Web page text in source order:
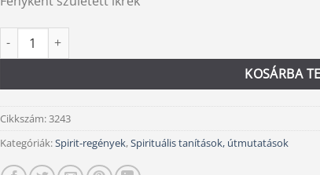
Christiana mennyiség
KOSÁRBA
Alternative:
Cikkszám:3243
Kategóriák:Spirit-regények,Spirituális tanítások, útmutatások